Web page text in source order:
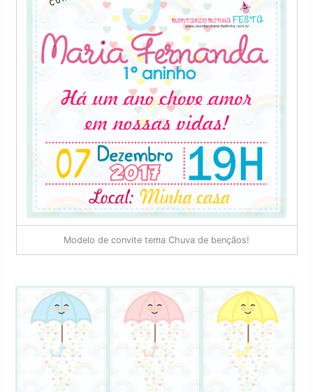
Modelo de convite tema Chuva de bençãos!